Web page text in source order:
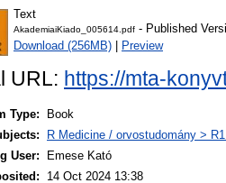
Text
AkademiaiKiado_005614.pdf - Published
Download (256MB)
Preview
URL: https://mta-
Type:
Book
R Medicine / orvostudomány >
User:
Emese Kató
14 Oct 2024 13:38